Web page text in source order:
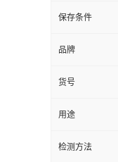
保存条件
品牌
货号
用途
检测方法